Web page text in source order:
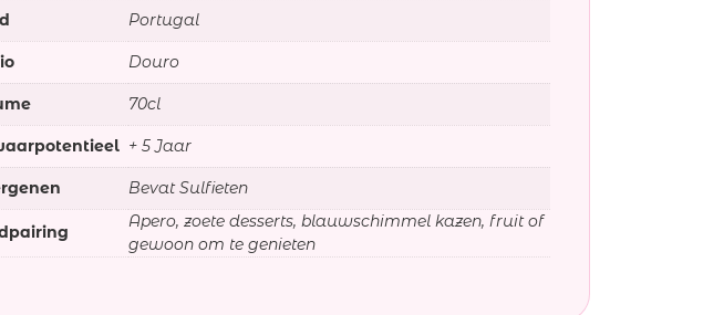
Portugal
Douro
70cl
+ 5 Jaar
Bevat Sulfieten
Apero, zoete desserts, blauwschimmel kazen, fruit of
gewoon om te genieten